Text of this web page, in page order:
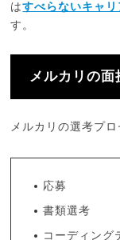
はすべらないキャリ
す。
メルカリの面
メルカリの選考プ
応募
書類選考
コーディング